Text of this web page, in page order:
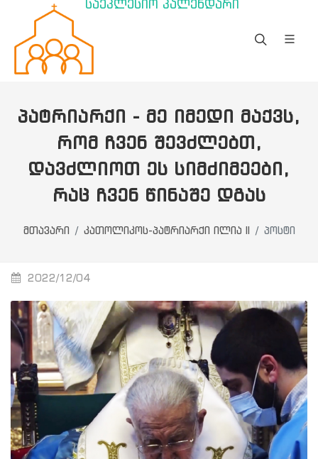
საეკლესიო კალენდარი
ᲞᲐᲢᲠᲘᲐᲠᲥᲘ - ᲛᲔ ᲘᲛᲔᲓᲘ ᲛᲐᲥᲕᲡ,
ᲠᲝᲛ ᲩᲕᲔᲜ ᲨᲔᲕᲫᲚᲔᲑᲗ,
ᲓᲐᲕᲫᲚᲘᲝᲗ ᲔᲡ ᲡᲘᲛᲫᲘᲛᲔᲔᲑᲘ,
ᲠᲐᲪ ᲩᲕᲔᲜ ᲬᲘᲜᲐᲨᲔ ᲓᲒᲐᲡ
მთავარი კათოლიკოს-პატრიარქი ილია II პოსტი
2022/12/04